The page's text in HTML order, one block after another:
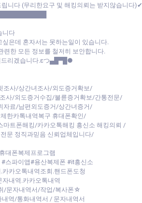
니다 (무리한요구 및 해킹의뢰는 받지않습니다)✔
니다
은데 혼자서는 못하는일이 있습니다.
련한 모든 정보를 철저히 보안합니다.
드리겠습니다.εつ▄█▀█●
사/상간녀조사/외도증거확보/
사/외도증거수집/불륜증거확보/간통전문/
료/남편외도증거/상간녀증거/
한카톡내역복구 휴대폰확인/
트폰해킹/카카오톡해킹 흥신소 해킹의뢰 /
문 정직과믿음 신뢰업체입니다/
대폰복제프로그램
스파이앱#용산복제폰 #it흥신소
카오톡내역조회.핸드폰도청
내역.카카오톡내역
/문자내역서/작업/복사폰☆
역/통화내역서 / 문자내역서